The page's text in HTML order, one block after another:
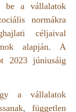
be a vállalatok
normákra
céljaival
alapján. A
2023 júniusáig
a vállalatok
független